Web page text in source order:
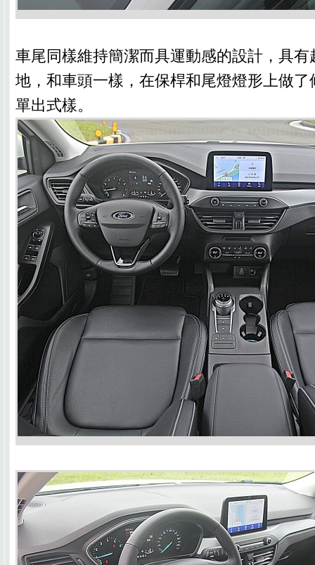
車尾同樣維持簡潔而具運動感的設計，具有
地，和車頭一樣，在保桿和尾燈燈形上做
單出式樣。